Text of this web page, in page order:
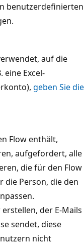
benutzerdefinierten
auf die
eine Excel-
geben Sie die
Flow enthält,
aufgefordert, alle
die für den Flow
Person, die den
der E-Mails
sendet, diese
nicht